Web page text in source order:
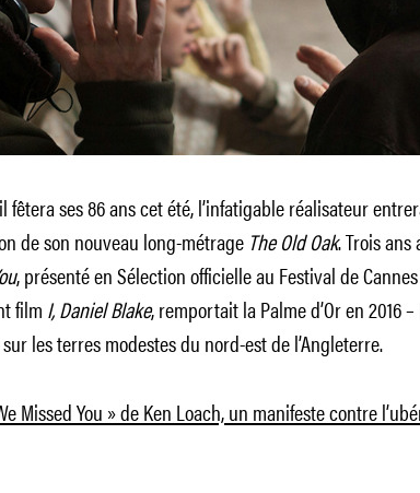
fêtera ses 86 ans cet été, l’infatigable réalisateur
de son nouveau long-métrage The Old Oak. Trois ans
, présenté en Sélection officielle au Festival de
film I, Daniel Blake, remportait la Palme d’Or en 2016
les terres modestes du nord-est de l’Angleterre.
Missed You » de Ken Loach, un manifeste contre